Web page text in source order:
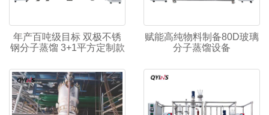
年产百吨级目标 双极不锈
钢分子蒸馏 3+1平方定制款
赋能高纯物料制备80D玻璃
分子蒸馏设备